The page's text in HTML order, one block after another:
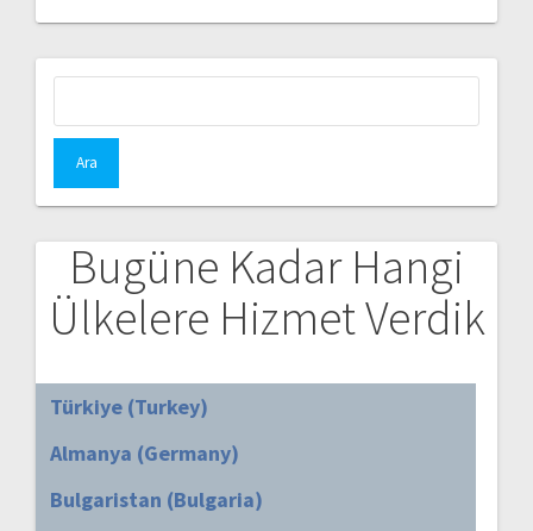
Bugüne Kadar Hangi
Ülkelere Hizmet Verdik
Türkiye (Turkey)
Almanya (Germany)
Bulgaristan (Bulgaria)